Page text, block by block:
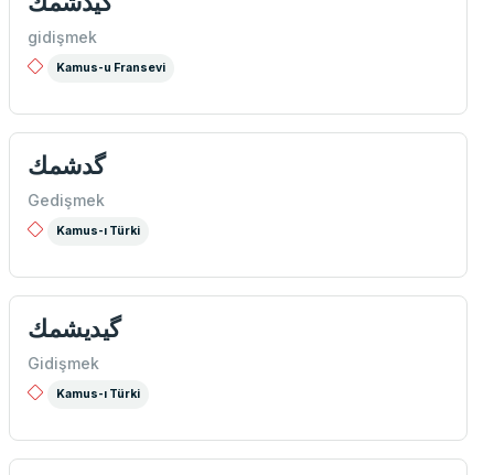
gidişmek
Kamus-u Fransevi
گدشمك
Gedişmek
Kamus-ı Türki
گيديشمك
Gidişmek
Kamus-ı Türki